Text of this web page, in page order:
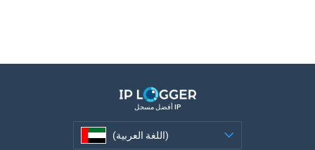
أفضل مسجل IP
(اللغة العربية)